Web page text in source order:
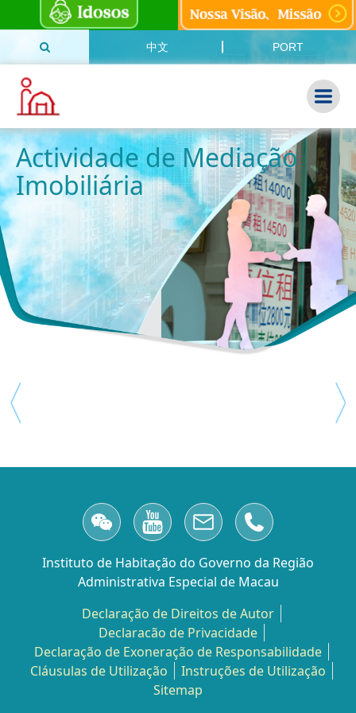
中文 PORT
Actividade de Mediação
Imobiliária
Instituto de Habitação do Governo da Região
Administrativa Especial de Macau
Declaração de Direitos de Autor
Declaracão de Privacidade
Declaração de Exoneração de Responsabilidade
Cláusulas de Utilização
Instruções de Utilização
Sitemap